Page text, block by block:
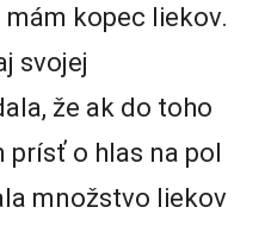
kopec liekov.
svojej
že ak do toho
prísť o hlas na pol
množstvo liekov